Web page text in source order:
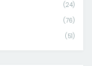
(24)
(76)
(51)